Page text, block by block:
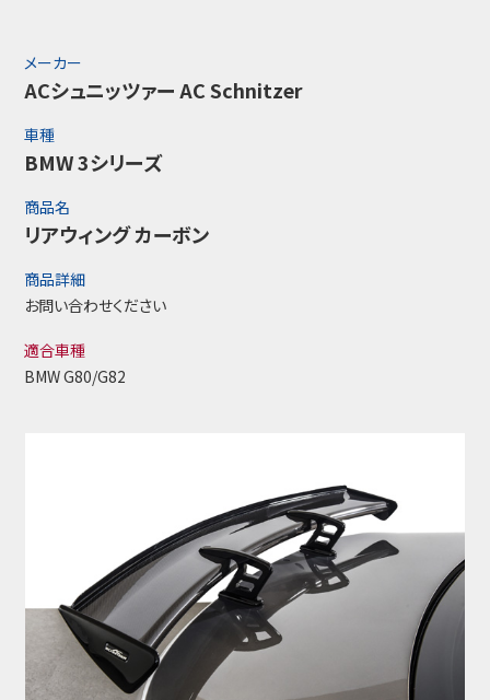
メーカー
ACシュニッツァー AC Schnitzer
車種
BMW 3シリーズ
商品名
リアウィング カーボン
商品詳細
お問い合わせください
適合車種
BMW G80/G82